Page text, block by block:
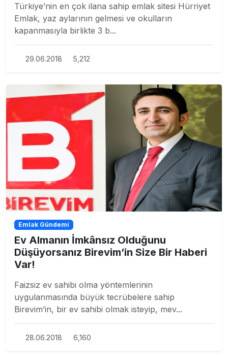
Türkiye’nin en çok ilana sahip emlak sitesi Hürriyet
Emlak, yaz aylarının gelmesi ve okulların
kapanmasıyla birlikte 3 b...
29.06.2018 5,212
Emlak Gündemi
Ev Almanın İmkânsız Olduğunu
Düşüyorsanız Birevim’in Size Bir Haberi
Var!
Faizsiz ev sahibi olma yöntemlerinin
uygulanmasında büyük tecrübelere sahip
Birevim’in, bir ev sahibi olmak isteyip, mev...
28.06.2018 6,160